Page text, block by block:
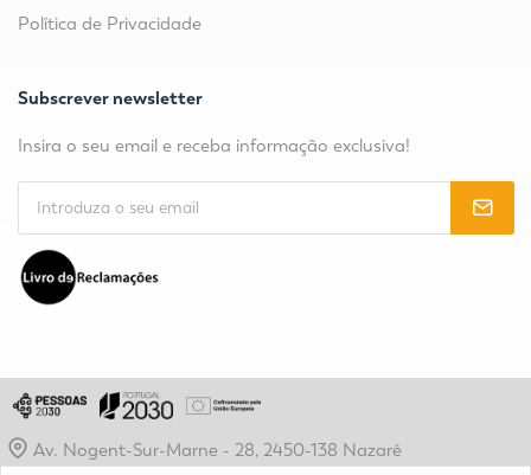
Política de Privacidade
Subscrever newsletter
Insira o seu email e receba informação exclusiva!
Av. Nogent-Sur-Marne - 28, 2450-138 Nazaré